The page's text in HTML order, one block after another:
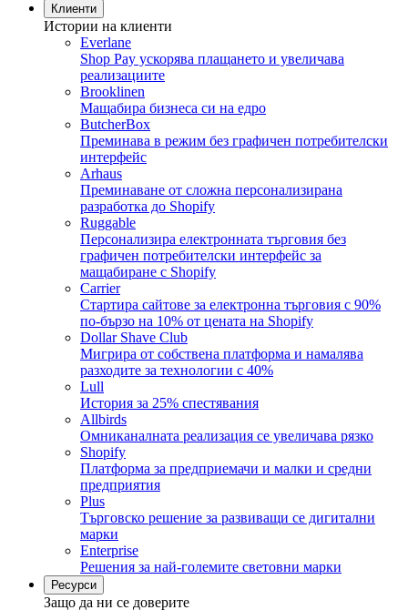
Клиенти
Истории на клиенти
Everlane
Shop Pay ускорява плащането и увеличава
реализациите
Brooklinen
Мащабира бизнеса си на едро
ButcherBox
Преминава в режим без графичен потребителски
интерфейс
Arhaus
Преминаване от сложна персонализирана
разработка до Shopify
Ruggable
Персонализира електронната търговия без
графичен потребителски интерфейс за
мащабиране с Shopify
Carrier
Стартира сайтове за електронна търговия с 90%
по-бързо на 10% от цената на Shopify
Dollar Shave Club
Мигрира от собствена платформа и намалява
разходите за технологии с 40%
Lull
История за 25% спестявания
Allbirds
Омниканалната реализация се увеличава рязко
Shopify
Платформа за предприемачи и малки и средни
предприятия
Plus
Търговско решение за развиващи се дигитални
марки
Enterprise
Решения за най-големите световни марки
Ресурси
Защо да ни се доверите